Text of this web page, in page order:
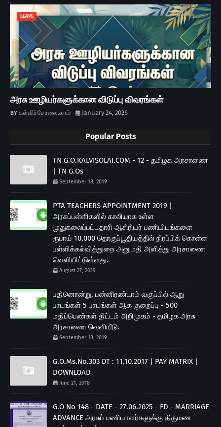
LEAVE
அரசு ஊழியர்களுக்கான விடுப்பு விவரங்கள்
கல்விச்சோலை.காம் January 24, 2026
Popular Posts
TN G.O.KALVISOLAI.COM - 12 - தமிழக அரசாணை
| TN G.Os
September 18, 2019
PTA TEACHERS APPOINTMENT 2019 |
அரசுப்பள்ளிகளில் காலியாக உள்ள
முதுகலைப்பட்டதாரி ஆசிரியர் பணியிடங்களை
ரூபாய் 10,000 தொகுப்பூதியத்தில் நிரப்பிக் கொள்ள
பள்ளிக்கல்வித்துறை அனுமதி அளித்து அரசாணை
வெளியிட்டுள்ளது.
August 27, 2019
பதினொன்று, பன்னிரண்டாம் வகுப்பில் ஆறு
பாடங்கள் 5 பாடங்கள் ஆக குறைப்பு - 500
மதிப்பெண்கள் திட்டம் அறிமுகம் - தமிழக அரசு
அரசாணை வெளியீடு.
September 18, 2019
G.O.Ms.No.303 DT : 11.10.2017 | PAY MATRIX |
DOWNLOAD
June 21, 2018
G.O No 148 - DATE - 27.06.2025 - FD - MARRIAGE
ADVANCE அரசுப் பணியாளர்களுக்கு திருமண